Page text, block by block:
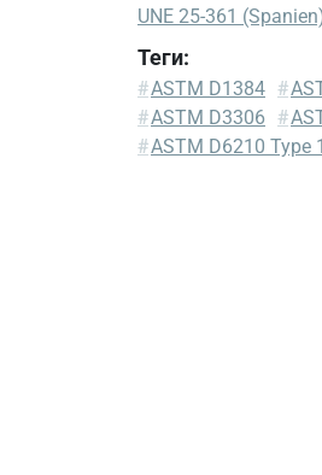
UNE 25-361
AFNOR
R15-
601
Теги:
#ASTM D1384 #
#ASTM D3306 #
#ASTM D6210 Type